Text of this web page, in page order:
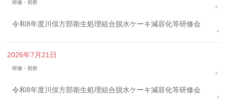
研修・視察
令和8年度川俣方部衛生処理組合脱水ケーキ減容化等研修会
2026年7月21日
研修・視察
令和8年度川俣方部衛生処理組合脱水ケーキ減容化等研修会